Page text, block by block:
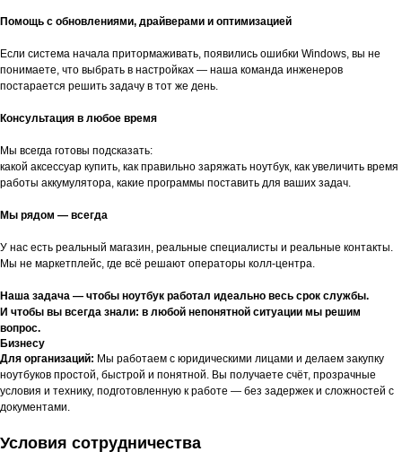
Помощь с обновлениями, драйверами и оптимизацией
Если система начала притормаживать, появились ошибки Windows, вы не
понимаете, что выбрать в настройках — наша команда инженеров
постарается решить задачу в тот же день.
Консультация в любое время
Мы всегда готовы подсказать:
какой аксессуар купить, как правильно заряжать ноутбук, как увеличить время
работы аккумулятора, какие программы поставить для ваших задач.
Мы рядом — всегда
У нас есть реальный магазин, реальные специалисты и реальные контакты.
Мы не маркетплейс, где всё решают операторы колл-центра.
Наша задача — чтобы ноутбук работал идеально весь срок службы.
И чтобы вы всегда знали: в любой непонятной ситуации мы решим
вопрос.
Бизнесу
Для организаций: Мы работаем с юридическими лицами и делаем закупку
ноутбуков простой, быстрой и понятной. Вы получаете счёт, прозрачные
условия и технику, подготовленную к работе — без задержек и сложностей с
документами.
Условия сотрудничества